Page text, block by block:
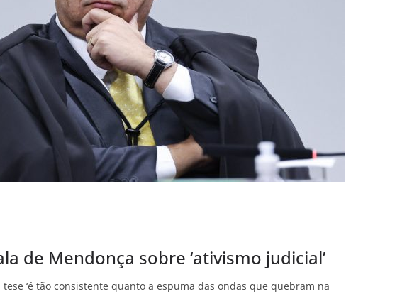
de Mendonça sobre ‘ativismo judicial’
‘é tão consistente quanto a espuma das ondas que quebram na